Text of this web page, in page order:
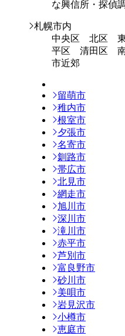
な興信所・探偵
札幌市内
中央区 北区
平区 清田区
市近郊
留萌市
稚内市
根室市
夕張市
名寄市
釧路市
帯広市
北見市
網走市
旭川市
深川市
滝川市
赤平市
芦別市
富良野市
砂川市
美唄市
岩見沢市
小樽市
恵庭市